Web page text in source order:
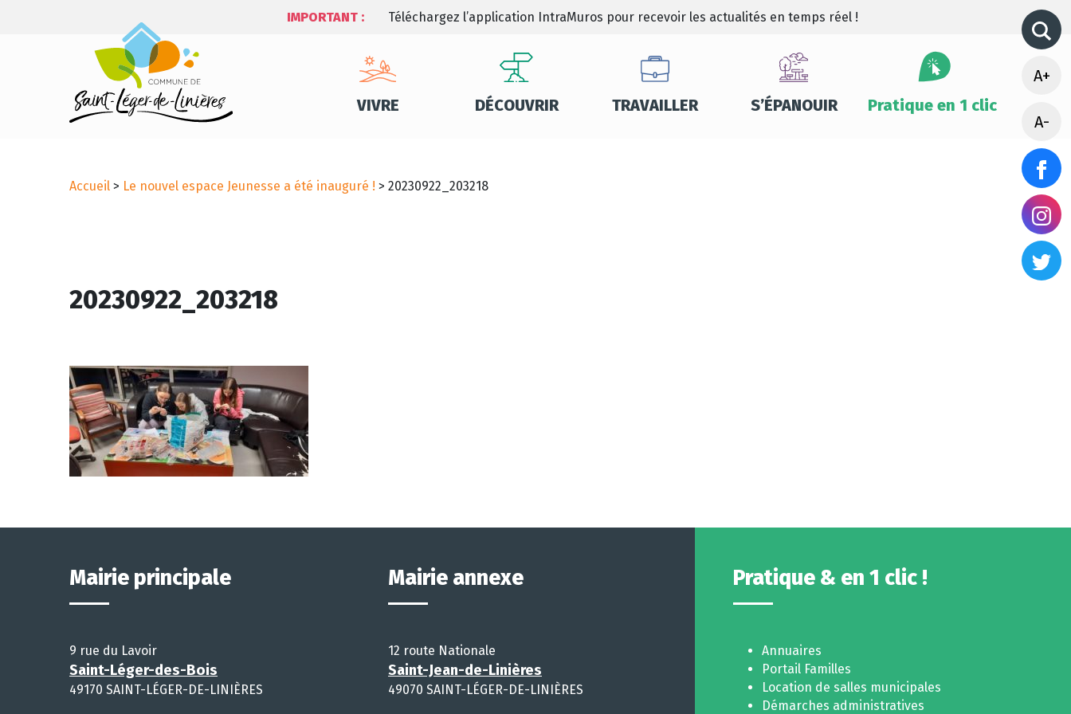
IMPORTANT : Téléchargez l’application IntraMuros pour recevoir les actualités en temps réel !
VIVRE DÉCOUVRIR TRAVAILLER S’ÉPANOUIR Pratique en 1 clic
A+
A-
Accueil > Le nouvel espace Jeunesse a été inauguré ! > 20230922_203218
20230922_203218
Mairie principale
9 rue du Lavoir
Saint-Léger-des-Bois
49170 SAINT-LÉGER-DE-LINIÈRES
Mairie annexe
12 route Nationale
Saint-Jean-de-Linières
49070 SAINT-LÉGER-DE-LINIÈRES
Pratique & en 1 clic !
Annuaires
Portail Familles
Location de salles municipales
Démarches administratives